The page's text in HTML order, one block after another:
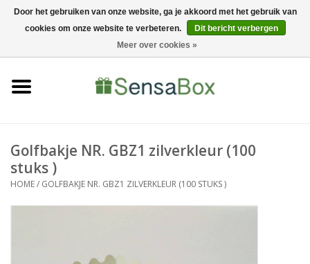
06-22022900 0 Artikelen - €0,00
Bewerkingen
Nieuws
Golfbakje NR. GBZ1 zilverkleur (100
stuks )
HOME/ GOLFBAKJE NR. GBZ1 ZILVERKLEUR (100 STUKS )
Door het gebruiken van onze website, ga je akkoord met het gebruik van
cookies om onze website te verbeteren.
Dit bericht verbergen
Meer over cookies »